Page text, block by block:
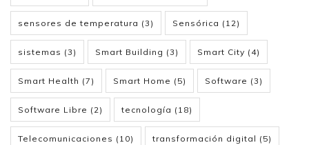
sensores de temperatura (3) Sensórica (12)
sistemas (3) Smart Building (3) Smart City (4)
Smart Health (7) Smart Home (5) Software (3)
Software Libre (2) tecnología (18)
Telecomunicaciones (10) transformación digital (5)